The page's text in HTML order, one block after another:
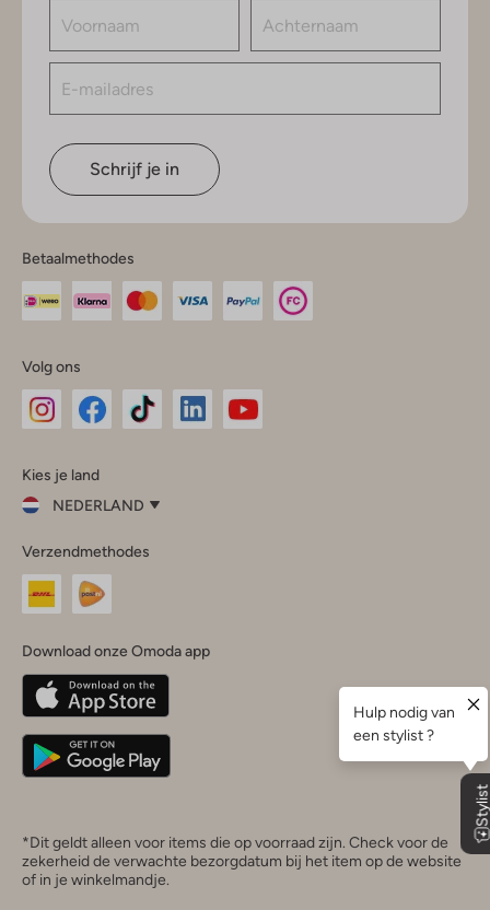
Schrijf je in
Betaalmethodes
Volg ons
InstagramFacebook
Kies je land
NEDERLAND
je
land
Nederland
Belgique(Français)
Deutschland
Verzendmethodes
Download onze Omoda app
*Dit geldt alleen voor items die op voorraad zijn. Check voor de
zekerheid de verwachte bezorgdatum bij het item op de website
of in je winkelmandje.